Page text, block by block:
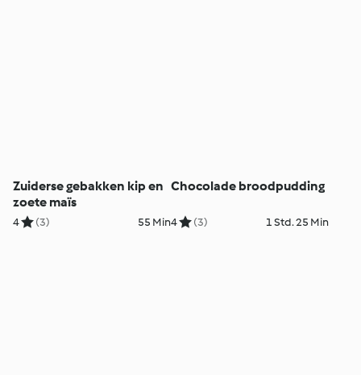
Zuiderse gebakken kip en
zoete maïs
4 (3) 55 Min
Chocolade broodpudding
4 (3) 1 Std. 25 Min